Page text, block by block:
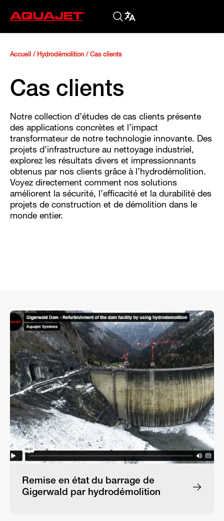
Accueil / Hydrodémolition / Cas clients
Cas clients
Notre collection d’études de cas clients présente
des applications concrètes et l’impact
transformateur de notre technologie innovante. Des
projets d’infrastructure au nettoyage industriel,
explorez les résultats divers et impressionnants
obtenus par nos clients grâce à l’hydrodémolition.
Voyez directement comment nos solutions
améliorent la sécurité, l’efficacité et la durabilité des
projets de construction et de démolition dans le
monde entier.
Remise en état du barrage de
Gigerwald par hydrodémolition